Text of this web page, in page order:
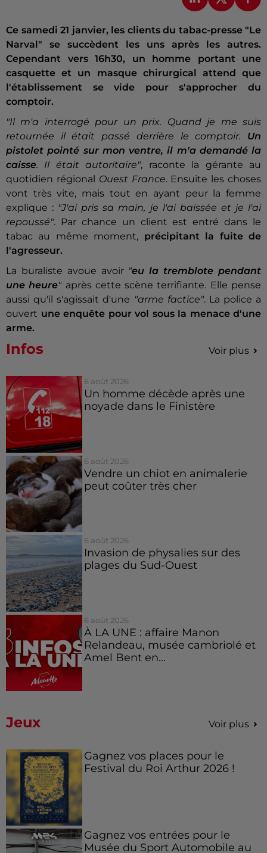
Ce samedi 21 janvier, les clients du tabac-presse "Le
Narval" se succèdent les uns après les autres.
Cependant vers 16h30, un homme portant une
casquette et un masque chirurgical attend que
l'établissement se vide pour s'approcher du
comptoir.
"Il m'a interrogé pour un prix. Quand je me suis
retournée il était passé derrière le comptoir. Un
pistolet pointé sur mon ventre, il m'a demandé la
caisse. Il était autoritaire", raconte la gérante au
quotidien régional Ouest France. Ensuite les choses
vont très vite, mais tout en ayant peur la femme
explique : "J'ai pris sa main, je l'ai baissée et je l'ai
repoussé". Par chance un client est entré dans le
tabac au même moment, précipitant la fuite de
l'agresseur.
La buraliste avoue avoir "eu la tremblote pendant
une heure" après cette scène terrifiante. Elle pense
aussi qu'il s'agissait d'une "arme factice". La police a
ouvert une enquête pour vol sous la menace d'une
arme.
Infos Voir plus
6 août 2026
Un homme décède après une
noyade dans le Finistère
6 août 2026
Vendre un chiot en animalerie
peut coûter très cher
6 août 2026
Invasion de physalies sur des
plages du Sud-Ouest
6 août 2026
À LA UNE : affaire Manon
Relandeau, musée cambriolé et
Amel Bent en...
Jeux Voir plus
Gagnez vos places pour le
Festival du Roi Arthur 2026 !
Gagnez vos entrées pour le
Musée du Sport Automobile au